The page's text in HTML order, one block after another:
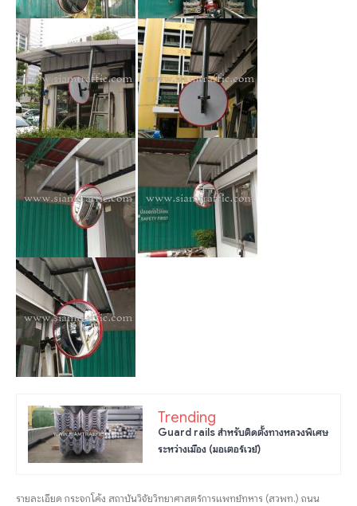
Trending
Guard rails สำหรับติดตั้งทางหลวงพิเศษ
ระหว่างเมือง (มอเตอร์เวย์)
รายละเอียด กระจกโค้ง สถาบันวิจัยวิทยาศาสตร์การแพทย์ทหาร (สวพท.) ถนน